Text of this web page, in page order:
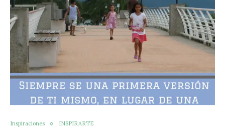
Inspiraciones INSPIRARTE